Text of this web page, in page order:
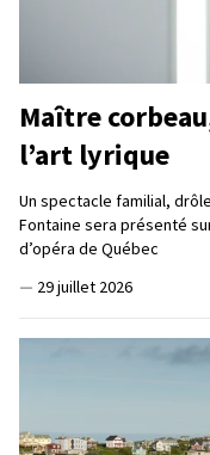
Maître
l’art lyrique
Un spectacle familial,
Fontaine sera présenté
d’opéra de Québec
— 29 juillet 2026